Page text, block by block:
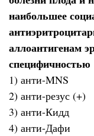
наибольшее
аллоантигенам
специфичностью
1) анти-MNS
2) анти-резус (+)
3) анти-Кидд
4) анти-Дафи